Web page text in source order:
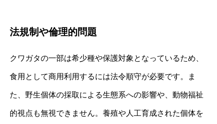
法規制や倫理的問題
クワガタの一部は希少種や保護対象となっているため、
食用として商用利用するには法令順守が必要です。ま
た、野生個体の採取による生態系への影響や、動物福祉
的視点も無視できません。養殖や人工育成された個体を